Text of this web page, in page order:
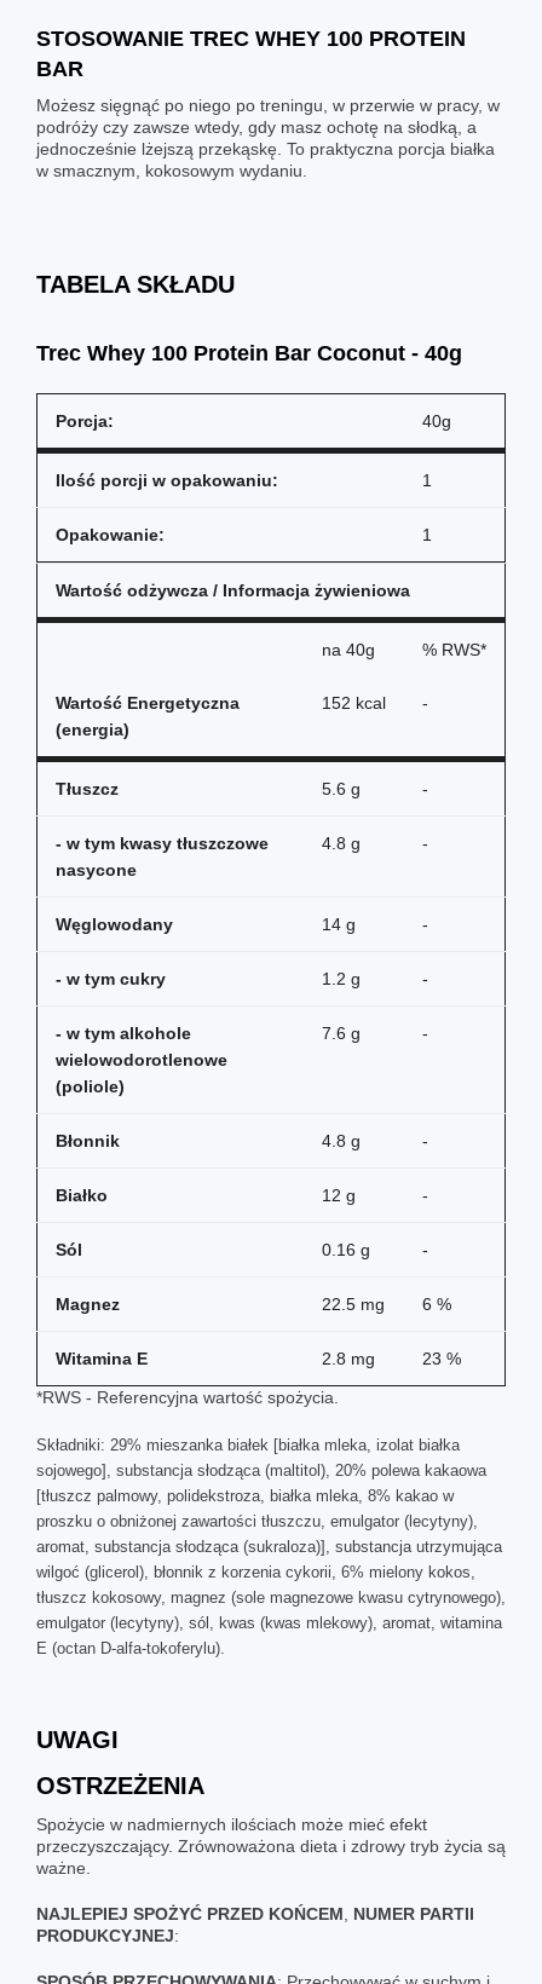
STOSOWANIE TREC WHEY 100 PROTEIN
BAR
Możesz sięgnąć po niego po treningu, w przerwie w pracy, w
podróży czy zawsze wtedy, gdy masz ochotę na słodką, a
jednocześnie lżejszą przekąskę. To praktyczna porcja białka
w smacznym, kokosowym wydaniu.
TABELA SKŁADU
Trec Whey 100 Protein Bar Coconut - 40g
Porcja: 40g
Ilość porcji w opakowaniu: 1
Opakowanie: 1
Wartość odżywcza / Informacja żywieniowa
na 40g % RWS*
Wartość Energetyczna
(energia)
152 kcal -
Tłuszcz 5.6 g -
- w tym kwasy tłuszczowe
nasycone
4.8 g -
Węglowodany 14 g -
- w tym cukry 1.2 g -
- w tym alkohole
wielowodorotlenowe
(poliole)
7.6 g -
Błonnik 4.8 g -
Białko 12 g -
Sól 0.16 g -
Magnez 22.5 mg 6 %
Witamina E 2.8 mg
23 %
*RWS - Referencyjna wartość spożycia.
Składniki: 29% mieszanka białek [białka mleka, izolat białka
sojowego], substancja słodząca (maltitol), 20% polewa kakaowa
[tłuszcz palmowy, polidekstroza, białka mleka, 8% kakao w
proszku o obniżonej zawartości tłuszczu, emulgator (lecytyny),
aromat, substancja słodząca (sukraloza)], substancja utrzymująca
wilgoć (glicerol), błonnik z korzenia cykorii, 6% mielony kokos,
tłuszcz kokosowy, magnez (sole magnezowe kwasu cytrynowego),
emulgator (lecytyny), sól, kwas (kwas mlekowy), aromat, witamina
E (octan D-alfa-tokoferylu).
UWAGI
OSTRZEŻENIA
Spożycie w nadmiernych ilościach może mieć efekt
przeczyszczający. Zrównoważona dieta i zdrowy tryb życia są
ważne.
NAJLEPIEJ SPOŻYĆ PRZED KOŃCEM NUMER PARTII
PRODUKCYJNEJ: